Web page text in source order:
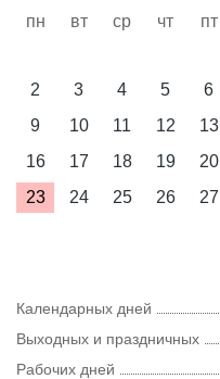
пн вт ср чт пт
2
3 4 5 6
9
10 11 12 13
16
17 18 19 20
23
24 25 26 27
Календарных дней
Выходных и праздничных
Рабочих дней